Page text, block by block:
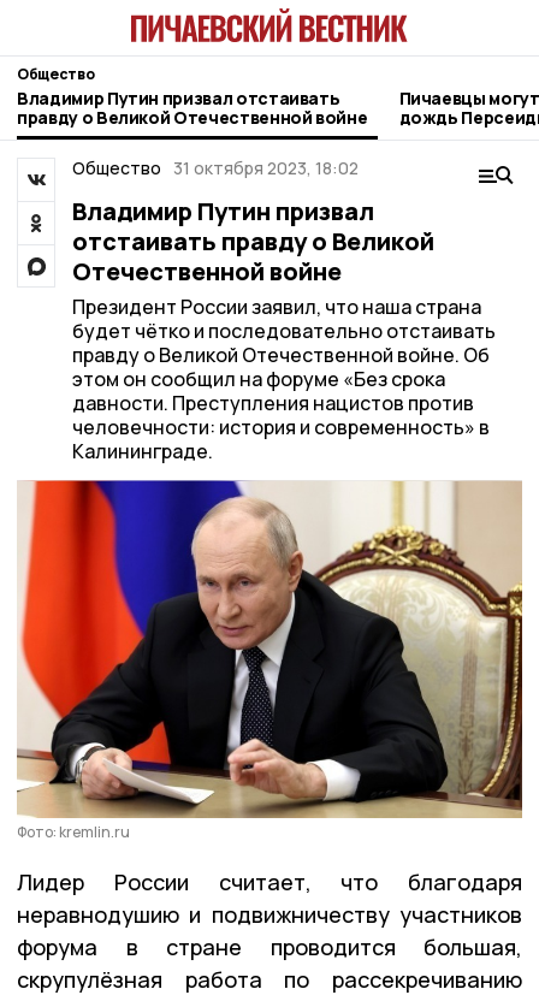
Общество
Владимир Путин призвал отстаивать
правду о Великой Отечественной войне
Пичаевцы
дождь
Общество 31 октября 2023, 18:02
Владимир Путин призвал
отстаивать правду о Великой
Отечественной войне
Президент России заявил, что наша страна
будет чётко и последовательно отстаивать
правду о Великой Отечественной войне. Об
этом он сообщил на форуме «Без срока
давности. Преступления нацистов против
человечности: история и современность» в
Калининграде.
Фото: kremlin.ru
Лидер России считает, что благодаря
неравнодушию и подвижничеству участников
форума в стране проводится большая,
скрупулёзная работа по рассекречиванию